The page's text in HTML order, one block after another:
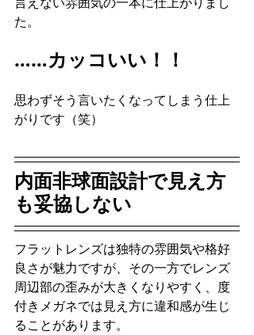
た。
……カッコいい！！
思わずそう言いたくなってしまう仕上
がりです（笑）
内面非球面設計で見え方
も妥協しない
フラットレンズは独特の雰囲気や格好
良さが魅力ですが、その一方でレンズ
周辺部の歪みが大きくなりやすく、度
付きメガネでは見え方に違和感が生じ
ることがあります。